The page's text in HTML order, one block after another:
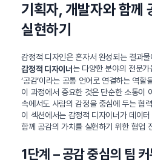
기획자, 개발자와 함께
실현하기
감정적 디자인은 혼자서 완성되는 결과
감정적 디자이너는 다양한 분야의 전문
‘공감’이라는 공통 언어로 연결하는 역할
이 과정에서 중요한 것은 단순한 소통이
속에서도 사람의 감정을 중심에 두는 협
이 섹션에서는 감정적 디자이너가 데이
함께 공감의 가치를 실현하기 위한 협업
1단계 – 공감 중심의 팀